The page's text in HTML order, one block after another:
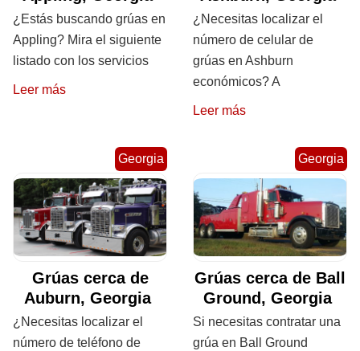
¿Estás buscando grúas en
Appling? Mira el siguiente
listado con los servicios
Leer más
¿Necesitas localizar el
número de celular de
grúas en Ashburn
económicos? A
Leer más
Georgia
Grúas cerca de
Auburn, Georgia
¿Necesitas localizar el
número de teléfono de
Georgia
Grúas cerca de Ball
Ground, Georgia
Si necesitas contratar una
grúa en Ball Ground